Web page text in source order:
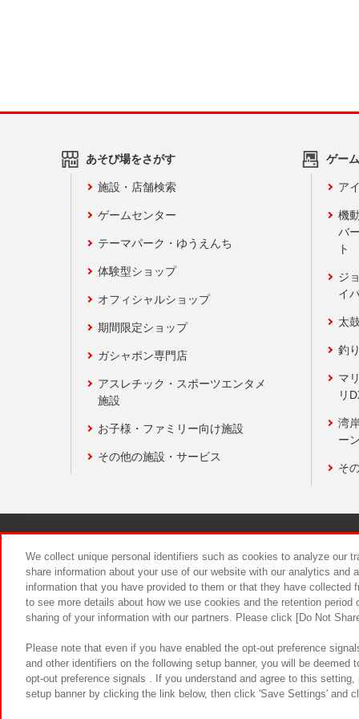
あそび場をさがす
施設・店舗検索
ゲームセンター
テーマパーク・ゆうえんち
体験型ショップ
オフィシャルショップ
期間限定ショップ
ガシャポン専門店
アスレチック・スポーツエンタメ
施設
お子様・ファミリー向け施設
その他の施設・サービス
ゲー
ア
機
バ
ト
ジ
イ
太
釣
マ
リ
湾
ー
そ
食品のご
We collect unique personal identifiers such as cookies to analyze our
share information about your use of our website with our analytics and
information that you have provided to them or that they have
to see more details about how we use cookies and the retention
sharing of your information with our partners. Please click [Do Not
Please note that even if you have enabled the opt-out preference
and other identifiers on the following setup banner, you will be
opt-out preference signals . If you understand and agree to this
setup banner by clicking the link below, then click 'Save Settings' and